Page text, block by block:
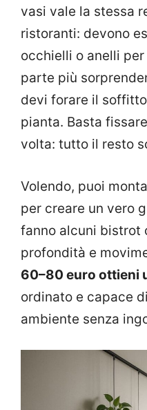
vasi vale la stessa
ristoranti: devono
occhielli o anelli
parte più
devi forare il
pianta. Basta
volta: tutto il resto
Volendo, puoi
per creare un vero
fanno alcuni bistrot
profondità e
60–80 euro ottieni
ordinato e capace
ambiente senza